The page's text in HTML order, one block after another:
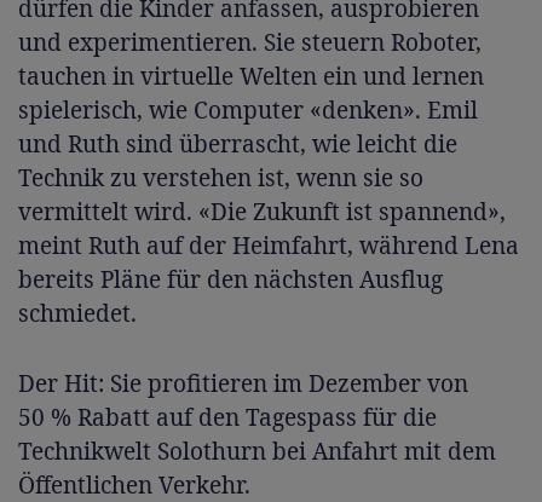
dürfen die Kinder anfassen, ausprobieren
und experimentieren. Sie steuern Roboter,
tauchen in virtuelle Welten ein und lernen
spielerisch, wie Computer «denken». Emil
und Ruth sind überrascht, wie leicht die
Technik zu verstehen ist, wenn sie so
vermittelt wird. «Die Zukunft ist spannend»,
meint Ruth auf der Heimfahrt, während Lena
bereits Pläne für den nächsten Ausflug
schmiedet.
Der Hit: Sie profitieren im Dezember von
50 % Rabatt auf den Tagespass für die
Technikwelt Solothurn bei Anfahrt mit dem
Öffentlichen Verkehr.